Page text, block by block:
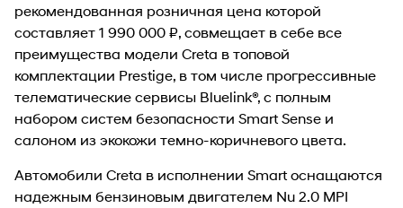
рекомендованная розничная цена которой
составляет 1 990 000 ₽, совмещает в себе все
преимущества модели Creta в топовой
комплектации Prestige, в том числе прогрессивные
телематические сервисы Bluelink®, с полным
набором систем безопасности Smart Sense и
салоном из экокожи темно-коричневого цвета.
Автомобили Creta в исполнении Smart оснащаются
надежным бензиновым двигателем Nu 2.0 MPI